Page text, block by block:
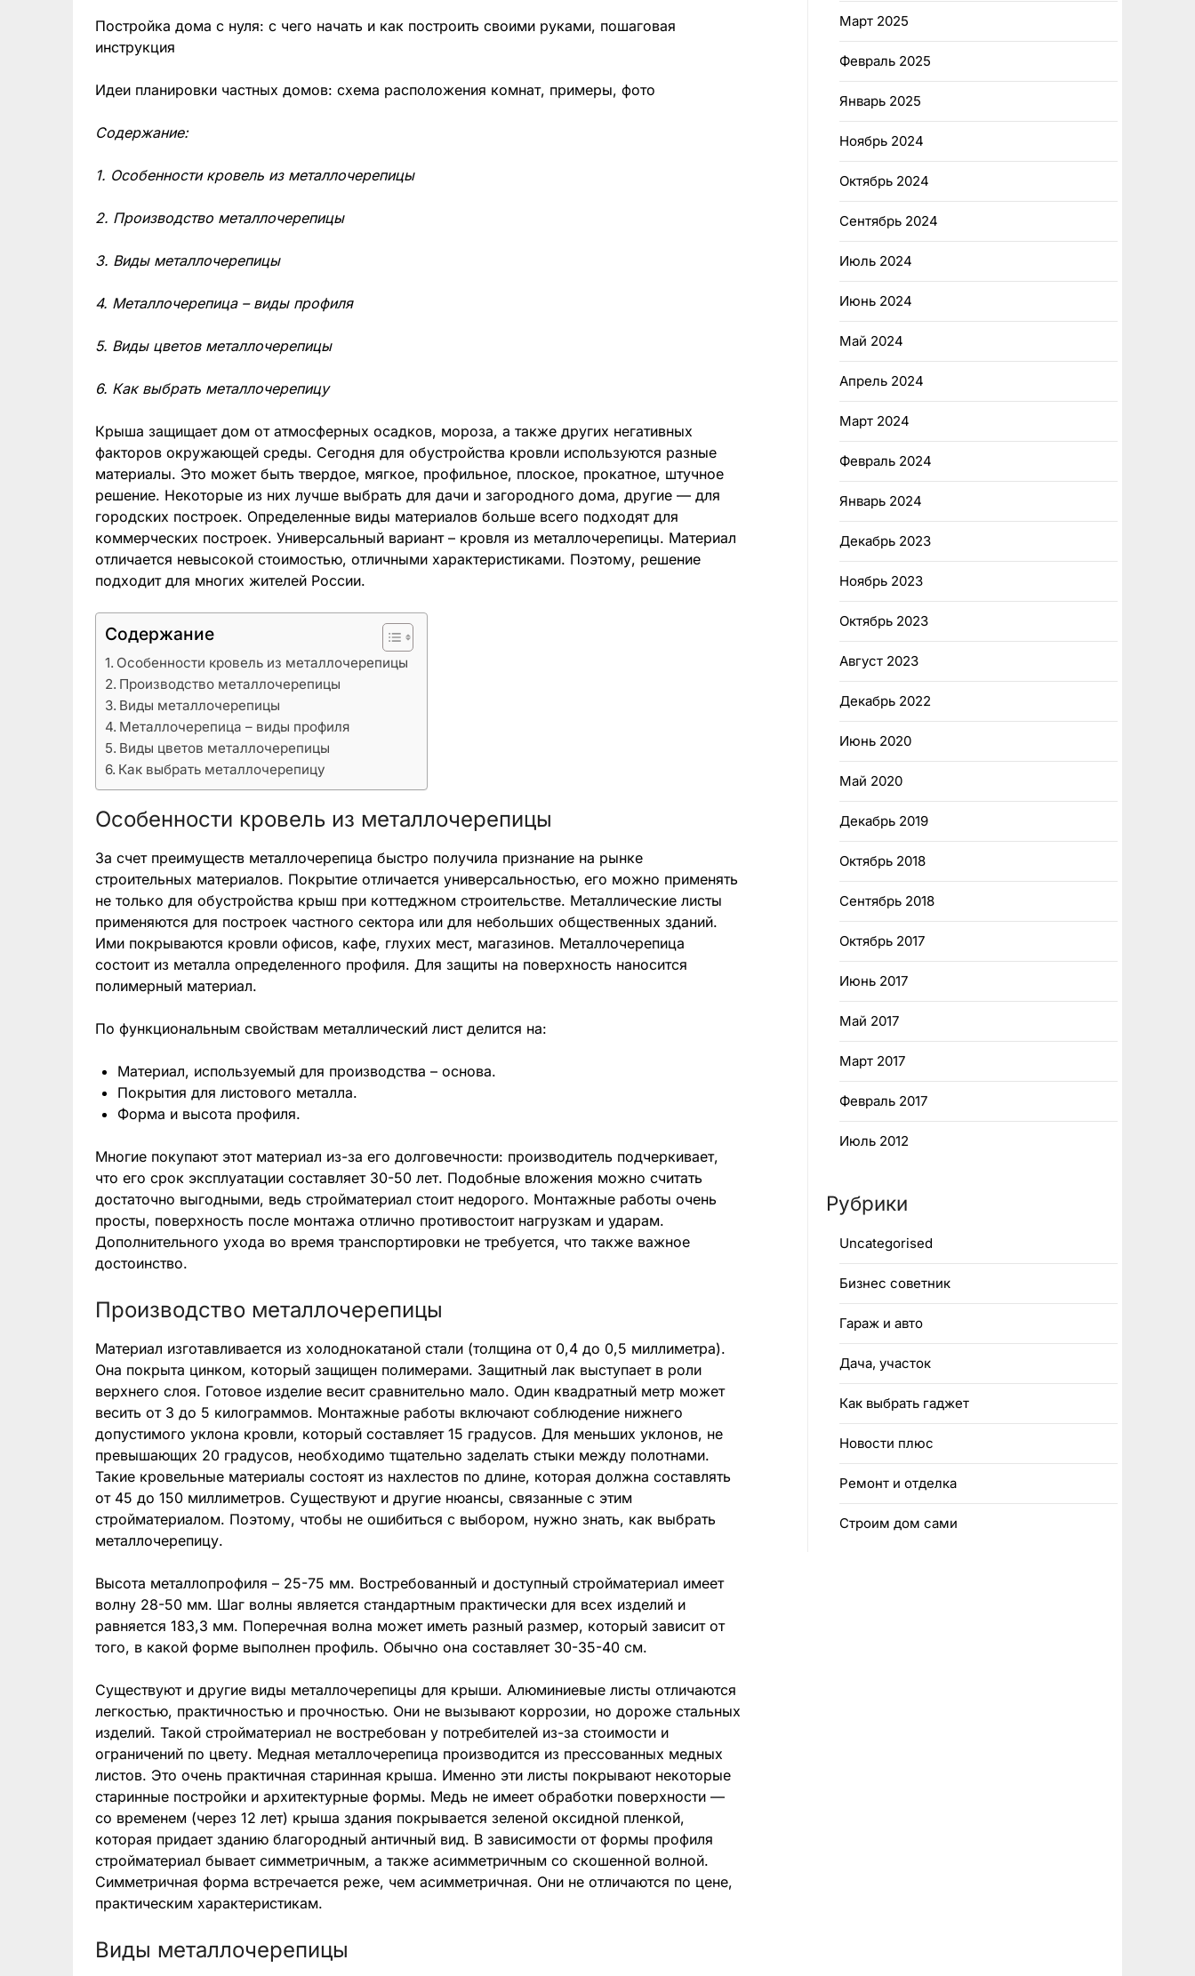
Постройка дома с нуля: с чего начать и как построить своими руками, пошаговая
инструкция
Идеи планировки частных домов: схема расположения комнат, примеры, фото
Содержание:
1. Особенности кровель из металлочерепицы
2. Производство металлочерепицы
3. Виды металлочерепицы
4. Металлочерепица – виды профиля
5. Виды цветов металлочерепицы
6. Как выбрать металлочерепицу
Крыша защищает дом от атмосферных осадков, мороза, а также других негативных
факторов окружающей среды. Сегодня для обустройства кровли используются разные
материалы. Это может быть твердое, мягкое, профильное, плоское, прокатное, штучное
решение. Некоторые из них лучше выбрать для дачи и загородного дома, другие — для
городских построек. Определенные виды материалов больше всего подходят для
коммерческих построек. Универсальный вариант – кровля из металлочерепицы. Материал
отличается невысокой стоимостью, отличными характеристиками. Поэтому, решение
подходит для многих жителей России.
Содержание
Особенности кровель из металлочерепицы
Производство металлочерепицы
Виды металлочерепицы
Металлочерепица – виды профиля
Виды цветов металлочерепицы
Как выбрать металлочерепицу
Особенности кровель из металлочерепицы
За счет преимуществ металлочерепица быстро получила признание на рынке
строительных материалов. Покрытие отличается универсальностью, его можно применять
не только для обустройства крыш при коттеджном строительстве. Металлические листы
применяются для построек частного сектора или для небольших общественных зданий.
Ими покрываются кровли офисов, кафе, глухих мест, магазинов. Металлочерепица
состоит из металла определенного профиля. Для защиты на поверхность наносится
полимерный материал.
По функциональным свойствам металлический лист делится на:
Материал, используемый для производства – основа.
Покрытия для листового металла.
Форма и высота профиля.
Многие покупают этот материал из-за его долговечности: производитель подчеркивает,
что его срок эксплуатации составляет 30-50 лет. Подобные вложения можно считать
достаточно выгодными, ведь стройматериал стоит недорого. Монтажные работы очень
просты, поверхность после монтажа отлично противостоит нагрузкам и ударам.
Дополнительного ухода во время транспортировки не требуется, что также важное
достоинство.
Производство металлочерепицы
Материал изготавливается из холоднокатаной стали (толщина от 0,4 до 0,5 миллиметра).
Она покрыта цинком, который защищен полимерами. Защитный лак выступает в роли
верхнего слоя. Готовое изделие весит сравнительно мало. Один квадратный метр может
весить от 3 до 5 килограммов. Монтажные работы включают соблюдение нижнего
допустимого уклона кровли, который составляет 15 градусов. Для меньших уклонов, не
превышающих 20 градусов, необходимо тщательно заделать стыки между полотнами.
Такие кровельные материалы состоят из нахлестов по длине, которая должна составлять
от 45 до 150 миллиметров. Существуют и другие нюансы, связанные с этим
стройматериалом. Поэтому, чтобы не ошибиться с выбором, нужно знать, как выбрать
металлочерепицу.
Высота металлопрофиля – 25-75 мм. Востребованный и доступный стройматериал имеет
волну 28-50 мм. Шаг волны является стандартным практически для всех изделий и
равняется 183,3 мм. Поперечная волна может иметь разный размер, который зависит от
того, в какой форме выполнен профиль. Обычно она составляет 30-35-40 см.
Существуют и другие виды металлочерепицы для крыши. Алюминиевые листы отличаются
легкостью, практичностью и прочностью. Они не вызывают коррозии, но дороже стальных
изделий. Такой стройматериал не востребован у потребителей из-за стоимости и
ограничений по цвету. Медная металлочерепица производится из прессованных медных
листов. Это очень практичная старинная крыша. Именно эти листы покрывают некоторые
старинные постройки и архитектурные формы. Медь не имеет обработки поверхности —
со временем (через 12 лет) крыша здания покрывается зеленой оксидной пленкой,
которая придает зданию благородный античный вид. В зависимости от формы профиля
стройматериал бывает симметричным, а также асимметричным со скошенной волной.
Симметричная форма встречается реже, чем асимметричная. Они не отличаются по цене,
практическим характеристикам.
Виды металлочерепицы
Март 2025
Февраль 2025
Январь 2025
Ноябрь 2024
Октябрь 2024
Сентябрь 2024
Июль 2024
Июнь 2024
Май 2024
Апрель 2024
Март 2024
Февраль 2024
Январь 2024
Декабрь 2023
Ноябрь 2023
Октябрь 2023
Август 2023
Декабрь 2022
Июнь 2020
Май 2020
Декабрь 2019
Октябрь 2018
Сентябрь 2018
Октябрь 2017
Июнь 2017
Май 2017
Март 2017
Февраль 2017
Июль 2012
Рубрики
Uncategorised
Бизнес советник
Гараж и авто
Дача, участок
Как выбрать гаджет
Новости плюс
Ремонт и отделка
Строим дом сами